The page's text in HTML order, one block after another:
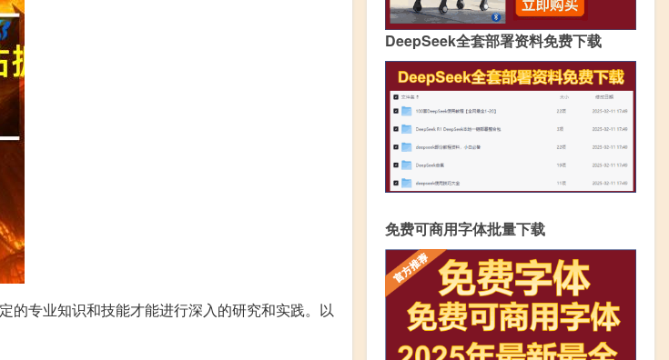
的专业知识和技能才能进行深入的研究和实践。以
DeepSeek全套部署资料免费下载
免费可商用字体批量下载